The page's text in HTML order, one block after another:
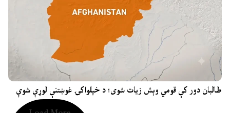
طالبان دور کې قومي وېش زیات شوی؛ د خپلواکۍ غوښتنې لوړې شوې